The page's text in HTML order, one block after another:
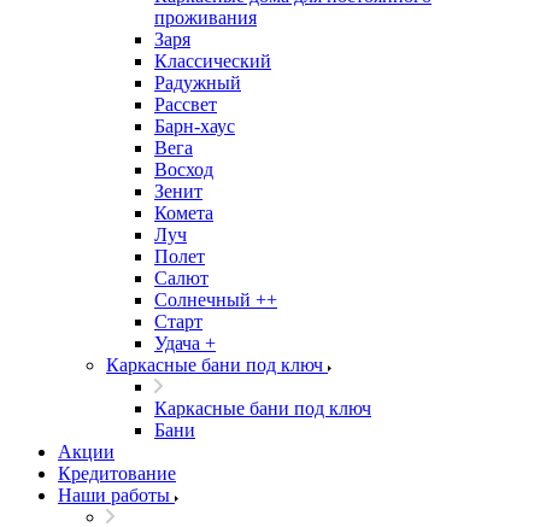
проживания
Заря
Классический
Радужный
Рассвет
Барн-хаус
Вега
Восход
Зенит
Комета
Луч
Полет
Салют
Солнечный ++
Старт
Удача +
Каркасные бани под ключ
Каркасные бани под ключ
Бани
Акции
Кредитование
Наши работы